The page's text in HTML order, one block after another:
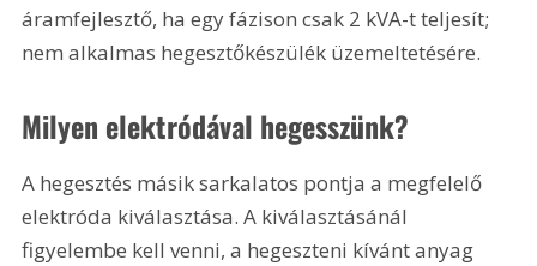
áramfejlesztő, ha egy fázison csak 2 kVA-t teljesít;
nem alkalmas hegesztőkészülék üzemeltetésére.
Milyen elektródával hegesszünk?
A hegesztés másik sarkalatos pontja a megfelelő
elektróda kiválasztása. A kiválasztásánál
figyelembe kell venni, a hegeszteni kívánt anyag